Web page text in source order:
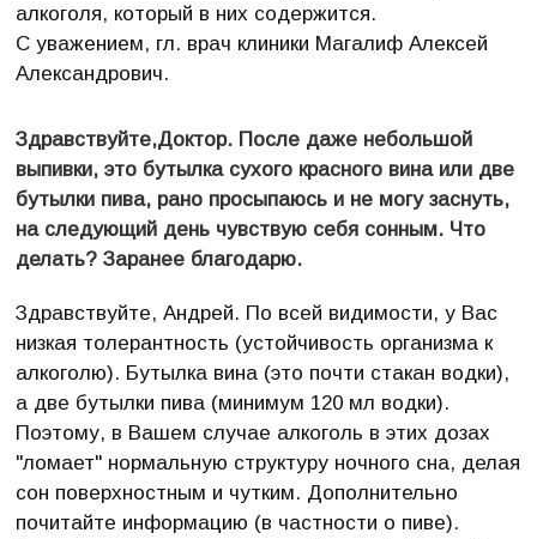
алкоголя, который в них содержится.
С уважением, гл. врач клиники Магалиф Алексей
Александрович.
Здравствуйте,Доктор. После даже небольшой
выпивки, это бутылка сухого красного вина или две
бутылки пива, рано просыпаюсь и не могу заснуть,
на следующий день чувствую себя сонным. Что
делать? Заранее благодарю.
Здравствуйте, Андрей. По всей видимости, у Вас
низкая толерантность (устойчивость организма к
алкоголю). Бутылка вина (это почти стакан водки),
а две бутылки пива (минимум 120 мл водки).
Поэтому, в Вашем случае алкоголь в этих дозах
"ломает" нормальную структуру ночного сна, делая
сон поверхностным и чутким. Дополнительно
почитайте информацию (в частности о пиве).